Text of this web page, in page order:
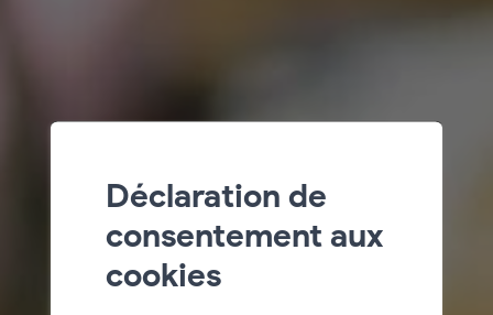
Déclaration de
consentement aux
cookies